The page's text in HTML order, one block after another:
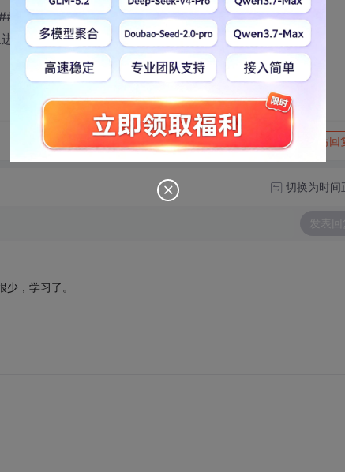
行实际操作又感觉不出来由什么区别。
转发到动态 举报 写回
切换为时间
发表回
，学习了。